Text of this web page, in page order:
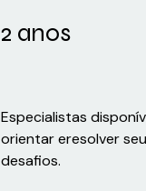
2 anos
Especialistas
orientar eresolver
desafios.